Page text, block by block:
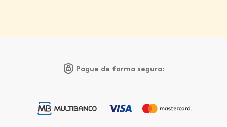
Pague de forma segura: